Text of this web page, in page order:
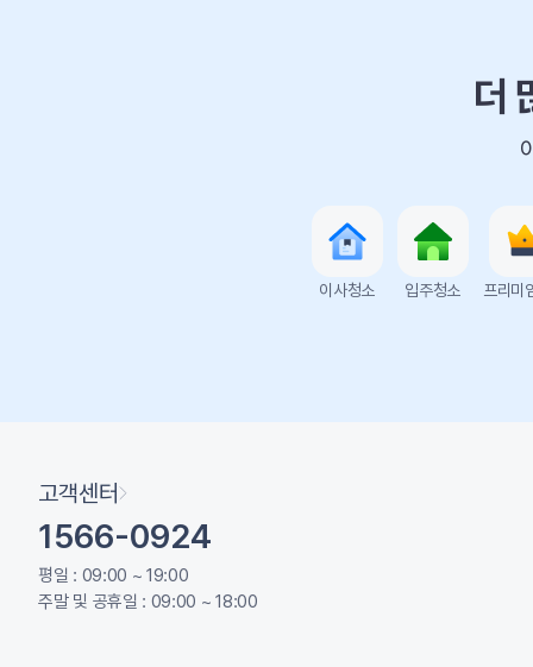
더
이사청소 입주청소 프리미
고객센터
1566-0924
평일 : 09:00 ~ 19:00
주말 및 공휴일 : 09:00 ~ 18:00